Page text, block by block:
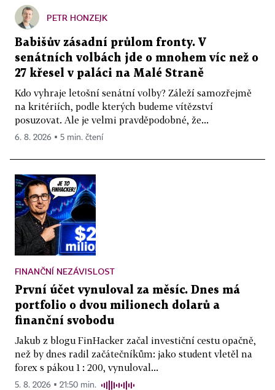
PETR HONZEJK
Babišův zásadní průlom fronty. V
senátních volbách jde o mnohem víc než o
27 křesel v paláci na Malé Straně
Kdo vyhraje letošní senátní volby? Záleží samozřejmě
na kritériích, podle kterých budeme vítězství
posuzovat. Ale je velmi pravděpodobné, že...
6. 8. 2026 ▪ 5 min. čtení
FINANČNÍ NEZÁVISLOST
První účet vynuloval za měsíc. Dnes má
portfolio o dvou milionech dolarů a
finanční svobodu
Jakub z blogu FinHacker začal investiční cestu opačně,
než by dnes radil začátečníkům: jako student vletěl na
forex s pákou 1 : 200, vynuloval...
5. 8. 2026 ▪ 21:50 min.